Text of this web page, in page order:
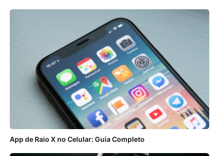
App de Raio X no Celular: Guia Completo